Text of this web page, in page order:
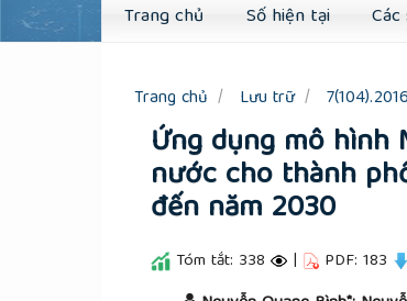
Trang chủ Số hiện tại
Trang chủ Lưu trữ 7(104).2016
Ứng dụng mô hình
nước cho thành
đến năm 2030
Tóm tắt: 338 | PDF: 183